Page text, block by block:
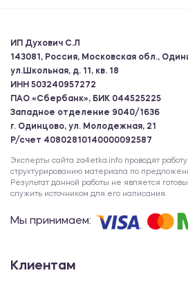
ИП Духович С.Л
143081, Россия, Московская обл.,
ул.Школьная, д. 11, кв. 18
ИНН 503240957272
ПАО «Сбербанк», БИК 044525225
Западное отделение 9040/1636
г. Одинцово, ул. Молодежная, 21
Р/счет 40802810140000092587
Эксперты сайта za4etka.info проводят работу
структурированию материала по
Результат данной работы не является
служить источником для его написания.
Мы принимаем:
Клиентам